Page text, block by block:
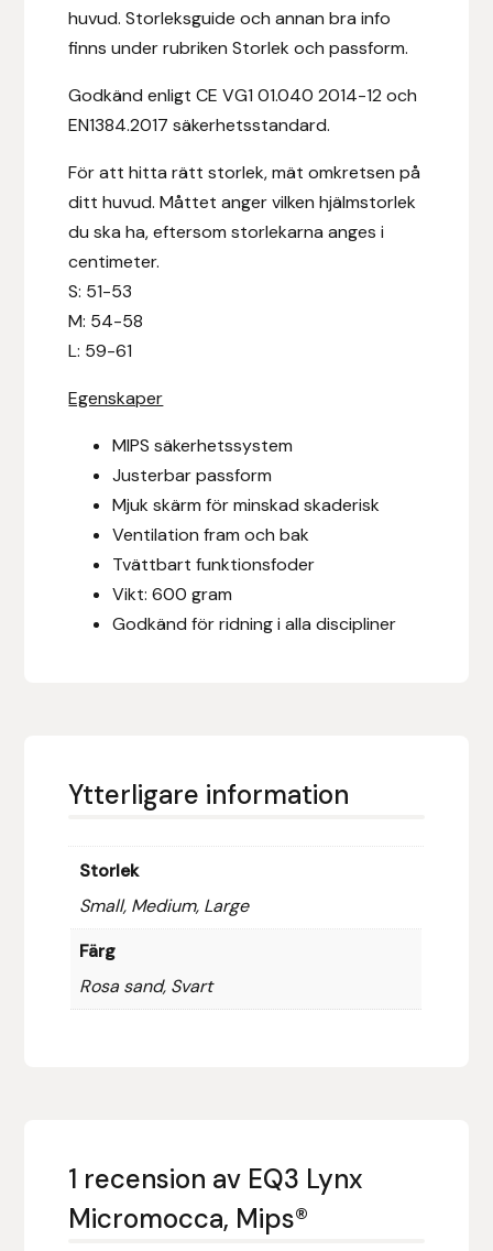
huvud. Storleksguide och annan bra info
finns under rubriken Storlek och passform.
Godkänd enligt CE VG1 01.040 2014-12 och
EN1384.2017 säkerhetsstandard.
För att hitta rätt storlek, mät omkretsen på
ditt huvud. Måttet anger vilken hjälmstorlek
du ska ha, eftersom storlekarna anges i
centimeter.
S: 51-53
M: 54-58
L: 59-61
Egenskaper
MIPS säkerhetssystem
Justerbar passform
Mjuk skärm för minskad skaderisk
Ventilation fram och bak
Tvättbart funktionsfoder
Vikt: 600 gram
Godkänd för ridning i alla discipliner
Ytterligare information
Storlek
Small, Medium, Large
Färg
Rosa sand, Svart
1 recension av EQ3 Lynx
Micromocca, Mips®
Hansbo Sport
Horse Guard
HRÍMNIR
Iceland Pet
Islandshästspecialisten
J&S Saddlery
Klisterdekaler.se
Knights
Ky Rotary Bit
Lenanders Grafiska
Metalab